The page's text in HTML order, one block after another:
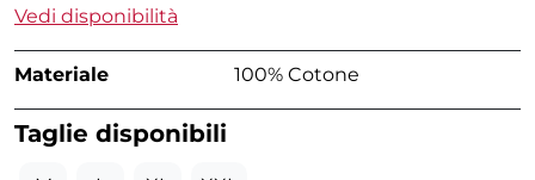
Vedi disponibilità
Materiale 100% Cotone
Taglie disponibili